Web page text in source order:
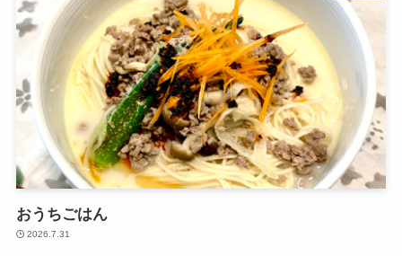
おうちごはん
2026.7.31